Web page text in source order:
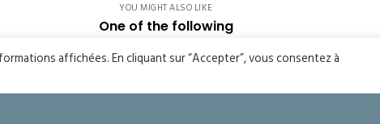
YOU MIGHT ALSO LIKE
One of the following
Seigneur merci !
affichées. En cliquant sur “Accepter”, vous consentez à